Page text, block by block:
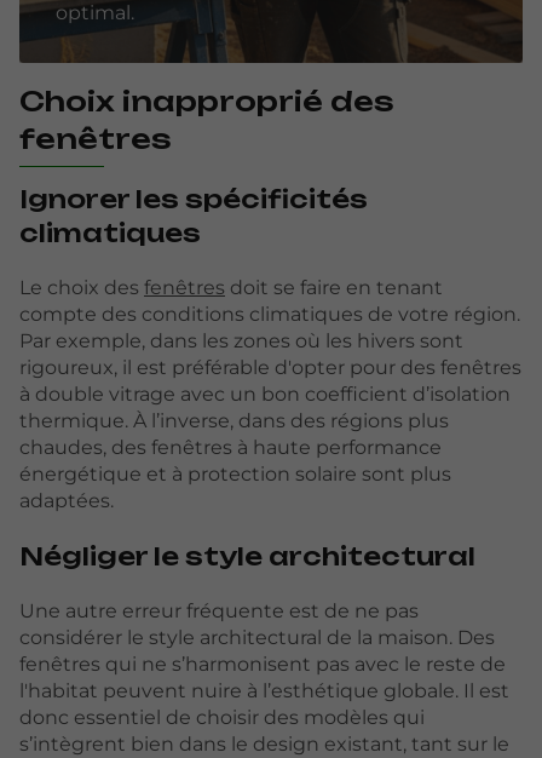
optimal.
Choix inapproprié des
fenêtres
Ignorer les spécificités
climatiques
Le choix des fenêtres doit se faire en tenant
compte des conditions climatiques de votre région.
Par exemple, dans les zones où les hivers sont
rigoureux, il est préférable d'opter pour des fenêtres
à double vitrage avec un bon coefficient d’isolation
thermique. À l’inverse, dans des régions plus
chaudes, des fenêtres à haute performance
énergétique et à protection solaire sont plus
adaptées.
Négliger le style architectural
Une autre erreur fréquente est de ne pas
considérer le style architectural de la maison. Des
fenêtres qui ne s’harmonisent pas avec le reste de
l'habitat peuvent nuire à l’esthétique globale. Il est
donc essentiel de choisir des modèles qui
s’intègrent bien dans le design existant, tant sur le